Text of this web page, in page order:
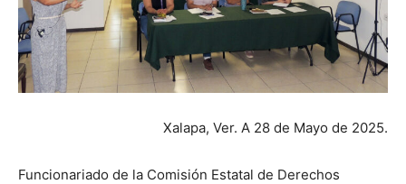
Xalapa, Ver. A 28 de Mayo de 2025.
Funcionariado de la Comisión Estatal de Derechos